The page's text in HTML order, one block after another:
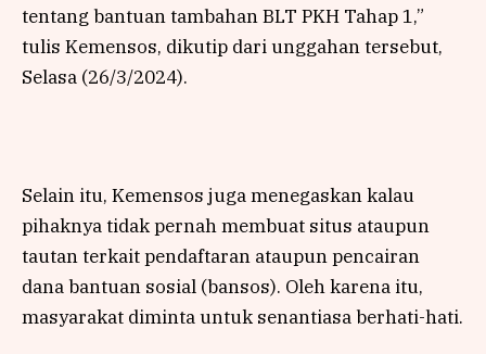
tentang bantuan tambahan BLT PKH Tahap 1,”
tulis Kemensos, dikutip dari unggahan tersebut,
Selasa (26/3/2024).
Selain itu, Kemensos juga menegaskan kalau
pihaknya tidak pernah membuat situs ataupun
tautan terkait pendaftaran ataupun pencairan
dana bantuan sosial (bansos). Oleh karena itu,
masyarakat diminta untuk senantiasa berhati-hati.